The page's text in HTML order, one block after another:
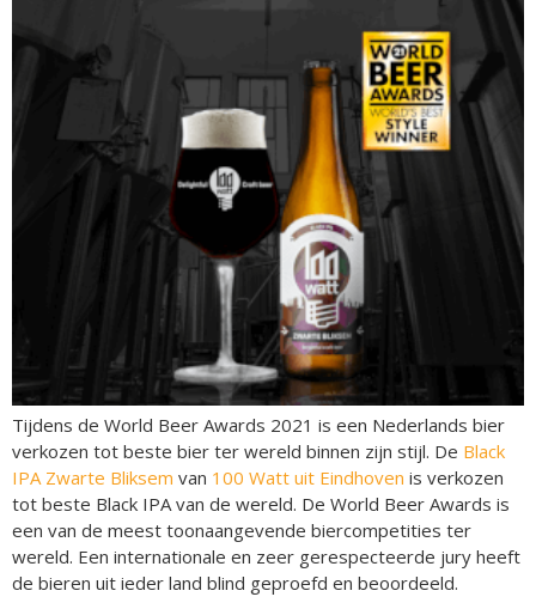
Tijdens de World Beer Awards 2021 is een Nederlands bier
verkozen tot beste bier ter wereld binnen zijn stijl. De Black
IPA Zwarte Bliksem van 100 Watt uit Eindhoven is verkozen
tot beste Black IPA van de wereld. De World Beer Awards is
een van de meest toonaangevende biercompetities ter
wereld. Een internationale en zeer gerespecteerde jury heeft
de bieren uit ieder land blind geproefd en beoordeeld.